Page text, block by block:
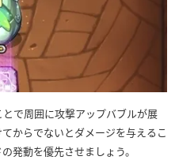
とで周囲に攻撃アップバブルが展
からでないとダメージを与えるこ
発動を優先させましょう。